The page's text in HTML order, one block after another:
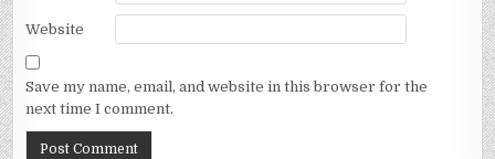
Website
Save my name, email, and website in this browser for the
next time I comment.